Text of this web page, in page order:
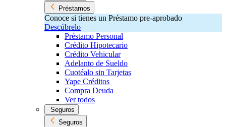
Préstamos
Conoce si tienes un Préstamo pre-aprobado
Descúbrelo
Préstamo Personal
Crédito Hipotecario
Crédito Vehicular
Adelanto de Sueldo
Cuotéalo sin Tarjetas
Yape Créditos
Compra Deuda
Ver todos
Seguros
Seguros